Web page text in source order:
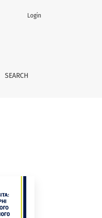
квітня 2024 р.)
SEARCH
Login